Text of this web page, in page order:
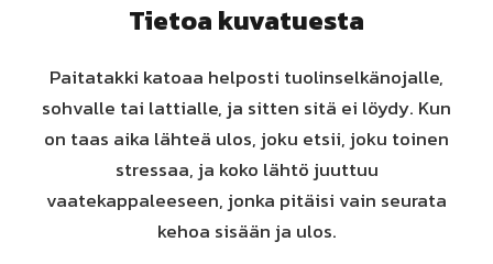
Tietoa kuvatuesta
Paitatakki katoaa helposti tuolinselkänojalle,
sohvalle tai lattialle, ja sitten sitä ei löydy. Kun
on taas aika lähteä ulos, joku etsii, joku toinen
stressaa, ja koko lähtö juuttuu
vaatekappaleeseen, jonka pitäisi vain seurata
kehoa sisään ja ulos.